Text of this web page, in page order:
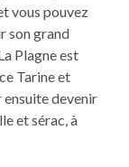
vous pouvez
son grand
Plagne est
Tarine et
devenir
et sérac, à